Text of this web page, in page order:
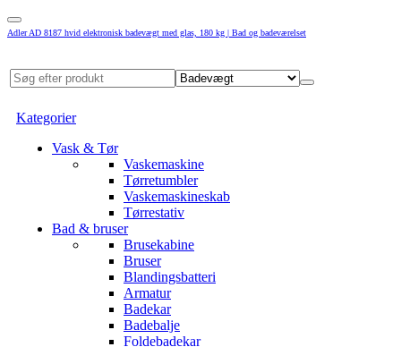
Adler AD 8187 hvid elektronisk badevægt med glas, 180 kg | Bad og badeværelset
Kategorier
Vask & Tør
Vaskemaskine
Tørretumbler
Vaskemaskineskab
Tørrestativ
Bad & bruser
Brusekabine
Bruser
Blandingsbatteri
Armatur
Badekar
Badebalje
Foldebadekar